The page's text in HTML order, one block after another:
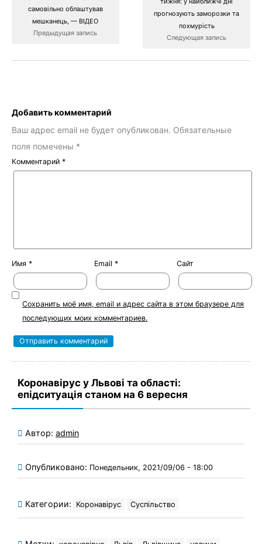
самовільно облаштував
мешканець, — ВІДЕО
Предыдущая запись
прогнозують заморозки та
похмурість
Следующая запись
Добавить комментарий
Ваш адрес email не будет опубликован. Обязательные
поля помечены *
Комментарий *
Имя * Email * Сайт
Сохранить моё имя, email и адрес сайта в этом браузере для
последующих моих комментариев.
Коронавірус у Львові та області:
епідситуація станом на 6 вересня
Автор: admin
Опубликовано: Понедельник, 2021/09/06 - 18:00
Категории: Коронавірус Суспільство